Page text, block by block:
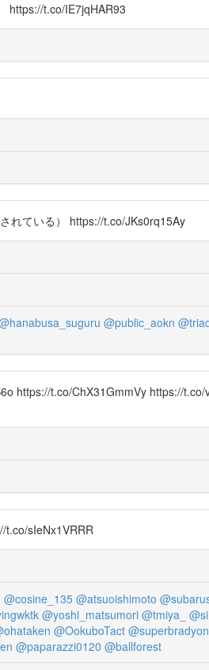
https://t.co/IE7jqHAR93
れている） https://t.co/JKs0rq15Ay
@public_aokn
https://t.co/ChX31GmmVy https://t.co/
t.co/sIeNx1VRRR
@cosine_135 @atsuoishimoto
@yoshi_matsumori @tmiya_
@OokuboTact @superbradyon
@paparazzi0120 @ballforest